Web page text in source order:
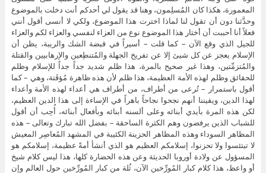
المعمورة، هكذا كان المُسلِمون، وهنا قد يقول لي أحدكم أنت دخلت بالموضوع
وحدَّثنا دون أن تقول لنا لماذا اخترت هذا الموضوع، ولكي لا أنسى أقول أنني
فعلاً أنا أحببت أن أختار هذا الموضوع نوع من العزاء لنفسي والعزاء لكم والعزاء
للجيل الذي وقع الآن – كما قلت – أسيراً في قبضة الشك والريبة، يظن أن
الإسلام يعجز عن كل شيئ إلا عن تفريخ الجهلة والمُتنطِعين والإرهابيين والقتلة
والمُتزمِّتين، وهذا غير صحيح بالمرة، هذا ظلم شديد جداً جداً للإسلام وظلم
للحقائق وظلم لهذه الأمة العظيمة، هذا ظلم لأن هذه ظاهرة مُؤقَتة، وهي – كما
أقول باستمرار – تُرعى من أطراف، من أطراف هي أعداء لهذه الأمة وأعداء
لهذا الدين، ويقيننا أنهم نجحوا نجاحاً باهراً في الإساءة إلى هذا الدين العظيم،
لكن هذه المرة بأيدي أبنائه وعلى ألسنه أبنائه وبأفعال أبنائه، أُحِب أن أقول
للشباب الذين يرفضون وهم الكثرة الساحقة – بفضل الله تبارك وتعالى – هذه
المظاهر السوداء وهذه المظاهر الحزينة الكئيبة في المشهد المُعاصِر المعيش
لا تبتئسوا ولا تحزنوا، إسلامكم العظيم هو الذي أنشأ أمةً عظيمة، إسلامكم هو
المسؤول عن ولادة أوروبا الحديثة وعن هذه الحضارة كلها، هذا ليس كلام شيخ
أو واعظ، هذا كلام كبار المُورِّخين الآن، ثُلة من كبار المُورِّخين حول العالم وإن